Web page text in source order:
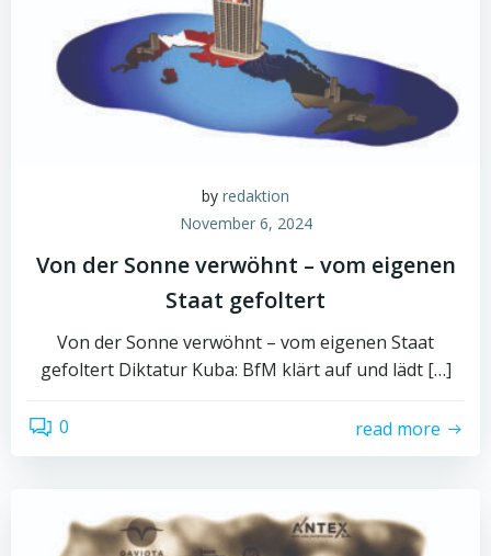
by redaktion
November 6, 2024
Von der Sonne verwöhnt – vom eigenen
Staat gefoltert
Von der Sonne verwöhnt – vom eigenen Staat
gefoltert Diktatur Kuba: BfM klärt auf und lädt […]
0 read more